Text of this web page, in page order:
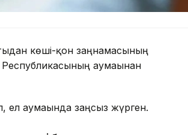
көші-қон заңнамасының
аумағынан
ел аумағында заңсыз жүрген.